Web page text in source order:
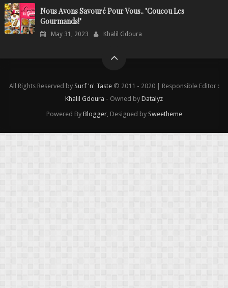
Nous Avons Savouré Pour Vous.. "Coucou Les
Gourmands!"
May 31, 2023 Khalil Gdoura
All Rights Reserved by Surf 'n' Taste© 2011 - 2020 | Responsible Editor :
Khalil Gdoura - Owned by Datalyz
Powered By Blogger, Designed by Sweetheme